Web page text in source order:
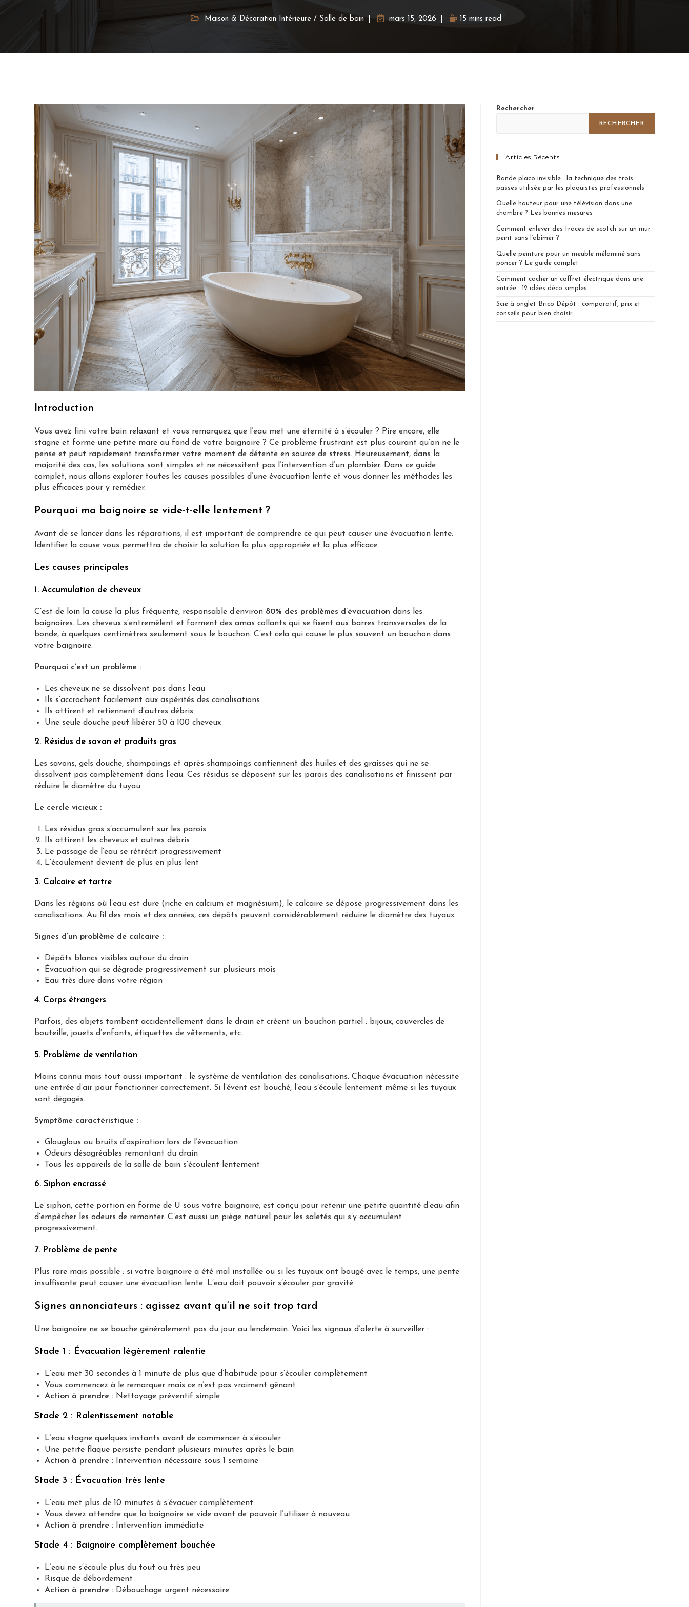
Maison & Décoration Intérieure/ Salle de bain mars 15, 2026 15 mins read
Introduction
Vous avez fini votre bain relaxant et vous remarquez que l’eau met une éternité à s’écouler ? Pire encore, elle
stagne et forme une petite mare au fond de votre baignoire ? Ce problème frustrant est plus courant qu’on ne le
pense et peut rapidement transformer votre moment de détente en source de stress. Heureusement, dans la
majorité des cas, les solutions sont simples et ne nécessitent pas l’intervention d’un plombier. Dans ce guide
complet, nous allons explorer toutes les causes possibles d’une évacuation lente et vous donner les méthodes les
plus efficaces pour y remédier.
Pourquoi ma baignoire se vide-t-elle lentement ?
Avant de se lancer dans les réparations, il est important de comprendre ce qui peut causer une évacuation lente.
Identifier la cause vous permettra de choisir la solution la plus appropriée et la plus efficace.
Les causes principales
1. Accumulation de cheveux
C’est de loin la cause la plus fréquente, responsable d’environ 80% des problèmes d’évacuation dans les
baignoires. Les cheveux s’entremêlent et forment des amas collants qui se fixent aux barres transversales de la
bonde, à quelques centimètres seulement sous le bouchon. C’est cela qui cause le plus souvent un bouchon dans
votre baignoire.
Pourquoi c’est un problème :
Les cheveux ne se dissolvent pas dans l’eau
Ils s’accrochent facilement aux aspérités des canalisations
Ils attirent et retiennent d’autres débris
Une seule douche peut libérer 50 à 100 cheveux
2. Résidus de savon et produits gras
Les savons, gels douche, shampoings et après-shampoings contiennent des huiles et des graisses qui ne se
dissolvent pas complètement dans l’eau. Ces résidus se déposent sur les parois des canalisations et finissent par
réduire le diamètre du tuyau.
Le cercle vicieux :
Les résidus gras s’accumulent sur les parois
Ils attirent les cheveux et autres débris
Le passage de l’eau se rétrécit progressivement
L’écoulement devient de plus en plus lent
3. Calcaire et tartre
Dans les régions où l’eau est dure (riche en calcium et magnésium), le calcaire se dépose progressivement dans les
canalisations. Au fil des mois et des années, ces dépôts peuvent considérablement réduire le diamètre des tuyaux.
Signes d’un problème de calcaire :
Dépôts blancs visibles autour du drain
Évacuation qui se dégrade progressivement sur plusieurs mois
Eau très dure dans votre région
4. Corps étrangers
Parfois, des objets tombent accidentellement dans le drain et créent un bouchon partiel : bijoux, couvercles de
bouteille, jouets d’enfants, étiquettes de vêtements, etc.
5. Problème de ventilation
Moins connu mais tout aussi important : le système de ventilation des canalisations. Chaque évacuation nécessite
une entrée d’air pour fonctionner correctement. Si l’évent est bouché, l’eau s’écoule lentement même si les tuyaux
sont dégagés.
Symptôme caractéristique :
Glouglous ou bruits d’aspiration lors de l’évacuation
Odeurs désagréables remontant du drain
Tous les appareils de la salle de bain s’écoulent lentement
6. Siphon encrassé
Le siphon, cette portion en forme de U sous votre baignoire, est conçu pour retenir une petite quantité d’eau afin
d’empêcher les odeurs de remonter. C’est aussi un piège naturel pour les saletés qui s’y accumulent
progressivement.
7. Problème de pente
Plus rare mais possible : si votre baignoire a été mal installée ou si les tuyaux ont bougé avec le temps, une pente
insuffisante peut causer une évacuation lente. L’eau doit pouvoir s’écouler par gravité.
Signes annonciateurs : agissez avant qu’il ne soit trop tard
Une baignoire ne se bouche généralement pas du jour au lendemain. Voici les signaux d’alerte à surveiller :
Stade 1 : Évacuation légèrement ralentie
L’eau met 30 secondes à 1 minute de plus que d’habitude pour s’écouler complètement
Vous commencez à le remarquer mais ce n’est pas vraiment gênant
Action à prendre : Nettoyage préventif simple
Stade 2 : Ralentissement notable
L’eau stagne quelques instants avant de commencer à s’écouler
Une petite flaque persiste pendant plusieurs minutes après le bain
Action à prendre : Intervention nécessaire sous 1 semaine
Stade 3 : Évacuation très lente
L’eau met plus de 10 minutes à s’évacuer complètement
Vous devez attendre que la baignoire se vide avant de pouvoir l’utiliser à nouveau
Action à prendre : Intervention immédiate
Stade 4 : Baignoire complètement bouchée
L’eau ne s’écoule plus du tout ou très peu
Risque de débordement
Action à prendre : Débouchage urgent nécessaire
Rechercher
RECHERCHER
Articles Récents
Bande placo invisible : la technique des trois
passes utilisée par les plaquistes professionnels
Quelle hauteur pour une télévision dans une
chambre ? Les bonnes mesures
Comment enlever des traces de scotch sur un mur
peint sans l’abîmer ?
Quelle peinture pour un meuble mélaminé sans
poncer ? Le guide complet
Comment cacher un coffret électrique dans une
entrée : 12 idées déco simples
Scie à onglet Brico Dépôt : comparatif, prix et
conseils pour bien choisir